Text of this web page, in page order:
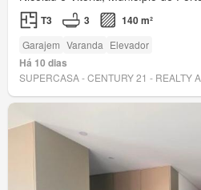
T3 3 140 m²
Garajem Varanda Elevador
Há 10 dias
SUPERCASA - CENTURY 21 - REALTY